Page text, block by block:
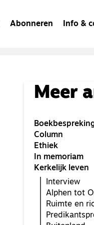
Abonneren Info &
Meer
Column
Ethiek
In memoriam
Kerkelijk leven
Interview
Alphen tot
Ruimte en